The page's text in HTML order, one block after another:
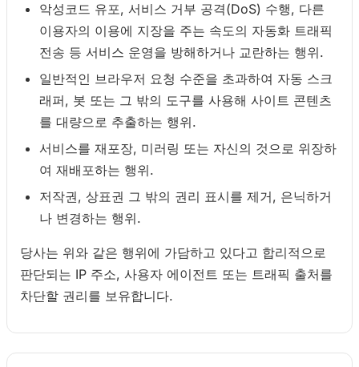
악성코드 유포, 서비스 거부 공격(DoS) 수행, 다른
이용자의 이용에 지장을 주는 속도의 자동화 트래픽
전송 등 서비스 운영을 방해하거나 교란하는 행위.
일반적인 브라우저 요청 수준을 초과하여 자동 스크
래퍼, 봇 또는 그 밖의 도구를 사용해 사이트 콘텐츠
를 대량으로 추출하는 행위.
서비스를 재포장, 미러링 또는 자신의 것으로 위장하
여 재배포하는 행위.
저작권, 상표권 그 밖의 권리 표시를 제거, 은닉하거
나 변경하는 행위.
당사는 위와 같은 행위에 가담하고 있다고 합리적으로
판단되는 IP 주소, 사용자 에이전트 또는 트래픽 출처를
차단할 권리를 보유합니다.